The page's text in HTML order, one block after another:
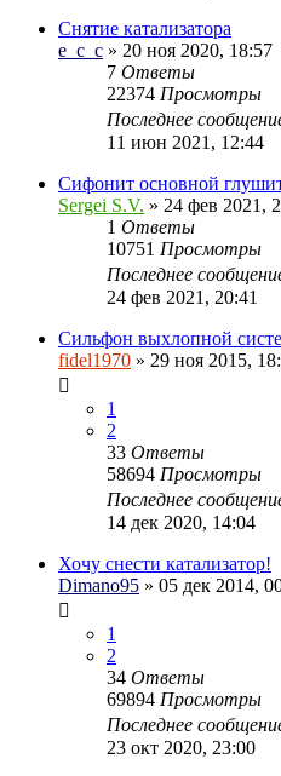
Снятие катализатора
e_c_c » 20 ноя 2020, 18:57
7 Ответы
22374 Просмотры
Последнее
11 июн 2021, 12:44
Сифонит основной
Sergei S.V. » 24 фев 2021,
1 Ответы
10751 Просмотры
Последнее
24 фев 2021, 20:41
Сильфон выхлопной
fidel1970 » 29 ноя 2015,
1
2
33 Ответы
58694 Просмотры
Последнее
14 дек 2020, 14:04
Хочу снести катализатор!
Dimano95 » 05 дек 2014,
1
2
34 Ответы
69894 Просмотры
Последнее
23 окт 2020, 23:00